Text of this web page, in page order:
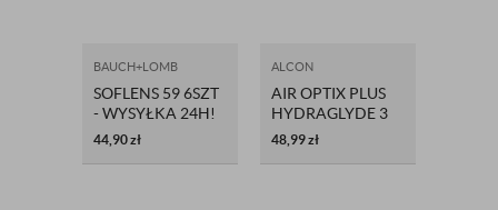
BAUCH+LOMB
SOFLENS 59 6SZT
- WYSYŁKA 24H!
44,90zł
ALCON
AIR OPTIX PLUS
HYDRAGLYDE 3
SZT. -
48,99zł